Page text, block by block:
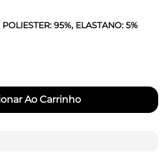
POLIESTER: 95%, ELASTANO: 5%